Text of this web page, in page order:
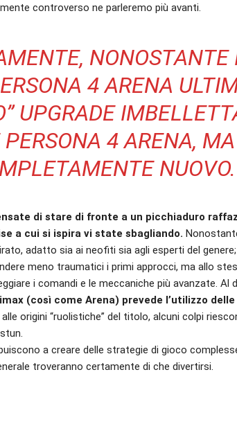
controverso ne parleremo più avanti.
NONOSTANTE
4 ARENA
UPGRADE
4 ARENA,
NUOVO.
di stare di fronte a un picchiaduro
a cui si ispira vi state sbagliando.
adatto sia ai neofiti sia agli esperti del
meno traumatici i primi approcci, ma allo
i comandi e le meccaniche più avanzate. Al
(così come Arena) prevede l’utilizzo
origini “ruolistiche” del titolo, alcuni colpi
a creare delle strategie di gioco
troveranno certamente di che divertirsi.